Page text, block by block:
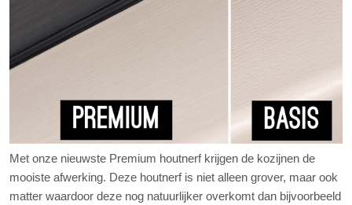
Met onze nieuwste Premium houtnerf krijgen de kozijnen de
mooiste afwerking. Deze houtnerf is niet alleen grover, maar ook
matter waardoor deze nog natuurlijker overkomt dan bijvoorbeeld